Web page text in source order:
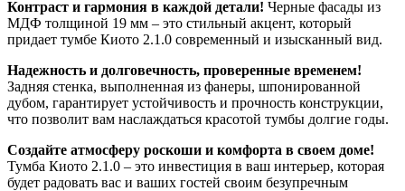
Контраст и гармония в каждой детали! Черные фасады из
МДФ толщиной 19 мм – это стильный акцент, который
придает тумбе Киото 2.1.0 современный и изысканный вид.
Надежность и долговечность, проверенные временем!
Задняя стенка, выполненная из фанеры, шпонированной
дубом, гарантирует устойчивость и прочность конструкции,
что позволит вам наслаждаться красотой тумбы долгие годы.
Создайте атмосферу роскоши и комфорта в своем доме!
Тумба Киото 2.1.0 – это инвестиция в ваш интерьер, которая
будет радовать вас и ваших гостей своим безупречным